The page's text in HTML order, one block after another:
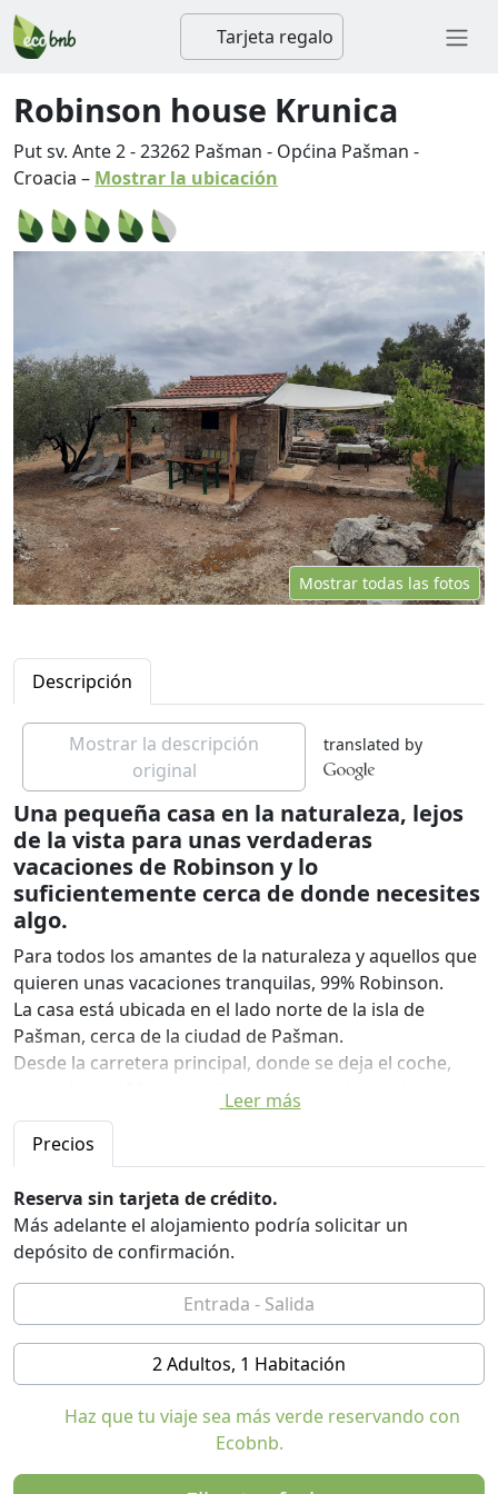
Tarjeta regalo
Robinson house Krunica
Put sv. Ante 2-23262 Pašman - Općina Pašman -
Croacia – Mostrar la ubicación
Mostrar todas las fotos
Descripción
Mostrar la descripción
original
translated by
Una pequeña casa en la naturaleza, lejos
de la vista para unas verdaderas
vacaciones de Robinson y lo
suficientemente cerca de donde necesites
algo.
Para todos los amantes de la naturaleza y aquellos que
quieren unas vacaciones tranquilas, 99% Robinson.
La casa está ubicada en el lado norte de la isla de
Pašman, cerca de la ciudad de Pašman.
Desde la carretera principal, donde se deja el coche,
después de 100 m de asfalto, una ruta de senderismo
sube 300 m hasta la casa.
La casa es de una habitación de 8m2 con capacidad
para 2 personas, se puede añadir una cama plegable
para un niño bajo petición.
El mar no se ve desde la propia casa porque el bosque
lo oculta a todas las vistas y vecinos que se encuentran
a 300m a vuelo de pájaro. El entorno de la casa es un
olivar ajardinado, viña, árboles frutales y plantas
diversas en una parcela de 3300 m2.
La electricidad está en el sistema solar solo para
iluminación y carga de teléfonos móviles.
Leer más
Precios
Reserva sin tarjeta de crédito.
Más adelante el alojamiento podría solicitar un
depósito de confirmación.
2 Adultos, 1 Habitación
Haz que tu viaje sea más verde reservando con
Ecobnb.